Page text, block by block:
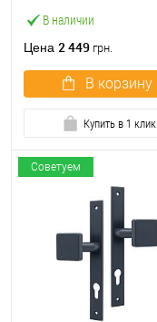
В наличии
Цена 2 449 грн.
В корзину
Купить в 1 клик
Советуем